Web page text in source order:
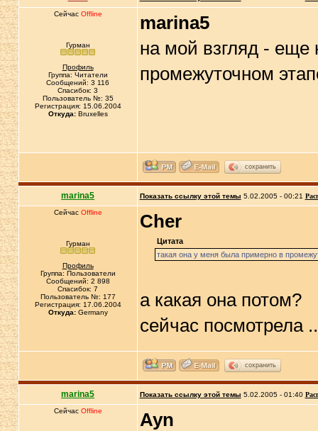
Сейчас Offline
Гурман
Профиль
Группа: Читатели
Сообщений: 3 116
Спасибок: 3
Пользователь №: 35
Регистрация: 15.06.2004
Откуда:Bruxelles
marina5
на мой взгляд - еще
промежуточном
сохранить
marina5 Показать ссылку этой темы 5.02.2005 - 00:21
Сейчас Offline
Гурман
Профиль
Группа: Пользователи
Сообщений: 2 898
Спасибок: 7
Пользователь №: 177
Регистрация: 17.06.2004
Откуда:Germany
Cher
Цитата
такая она у меня была примерно в
a какая она потом?
сейчас посмотрела
сохранить
marina5 Показать ссылку этой темы 5.02.2005 - 01:40
Сейчас Offline
Ayn